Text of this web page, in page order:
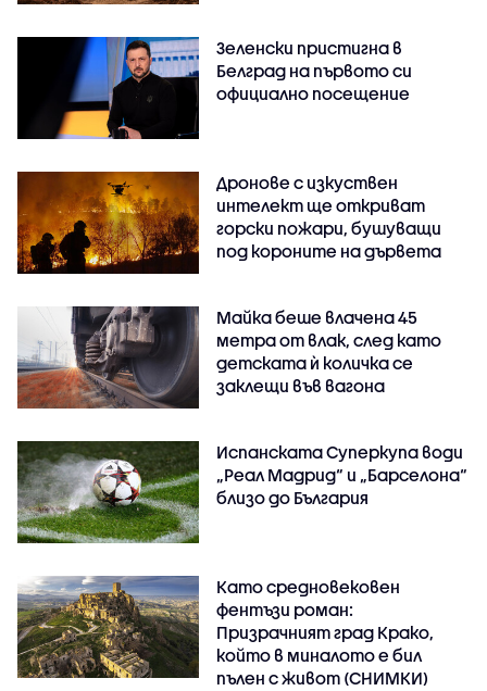
Зеленски пристигна в
Белград на първото си
официално посещение
Дронове с изкуствен
интелект ще откриват
горски пожари, бушуващи
под короните на дървета
Майка беше влачена 45
метра от влак, след като
детската ѝ количка се
заклещи във вагона
Испанската Суперкупа води
„Реал Мадрид“ и „Барселона“
близо до България
Като средновековен
фентъзи роман:
Призрачният град Крако,
който в миналото е бил
пълен с живот (СНИМКИ)